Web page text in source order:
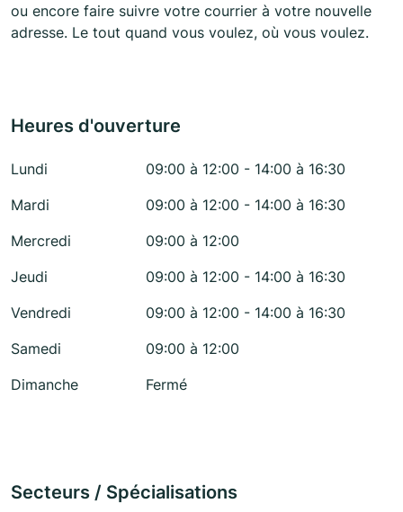
ou encore faire suivre votre courrier à votre nouvelle
adresse. Le tout quand vous voulez, où vous voulez.
Heures d'ouverture
Lundi
09:00 à 12:00 - 14:00 à 16:30
Mardi
09:00 à 12:00 - 14:00 à 16:30
Mercredi
09:00 à 12:00
Jeudi
09:00 à 12:00 - 14:00 à 16:30
Vendredi
09:00 à 12:00 - 14:00 à 16:30
Samedi
09:00 à 12:00
Dimanche
Fermé
Secteurs / Spécialisations